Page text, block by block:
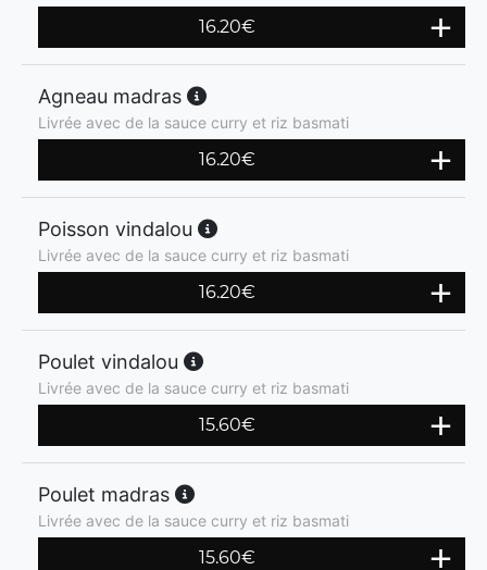
16.20€
Agneau madras
Livrée avec de la sauce curry et riz basmati
16.20€
Poisson vindalou
Livrée avec de la sauce curry et riz basmati
16.20€
Poulet vindalou
Livrée avec de la sauce curry et riz basmati
15.60€
Poulet madras
Livrée avec de la sauce curry et riz basmati
15.60€